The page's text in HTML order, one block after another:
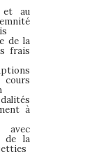
et au
de la
frais
à
de la